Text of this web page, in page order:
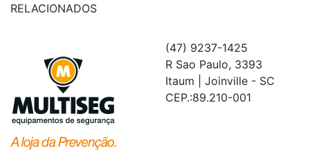
RELACIONADOS
(47) 9237-1425
R Sao Paulo, 3393
Itaum | Joinville - SC
CEP.:89.210-001